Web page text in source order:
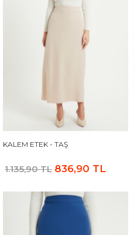
KALEM ETEK - TAŞ
1.135,90 TL 836,90 TL